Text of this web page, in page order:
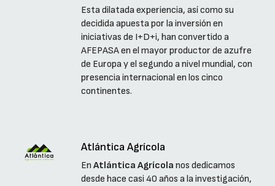
Esta dilatada experiencia, así como su
decidida apuesta por la inversión en
iniciativas de I+D+i, han convertido a
AFEPASA en el mayor productor de azufre
de Europa y el segundo a nivel mundial, con
presencia internacional en los cinco
continentes.
Atlántica Agrícola
En Atlántica Agrícola nos dedicamos
desde hace casi 40 años a la investigación,